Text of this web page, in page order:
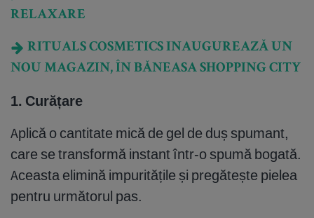
RELAXARE
RITUALS COSMETICS INAUGUREAZĂ UN
NOU MAGAZIN, ÎN BĂNEASA SHOPPING CITY
1. Curățare
Aplică o cantitate mică de gel de duș spumant,
care se transformă instant într-o spumă bogată.
Aceasta elimină impuritățile și pregătește pielea
pentru următorul pas.